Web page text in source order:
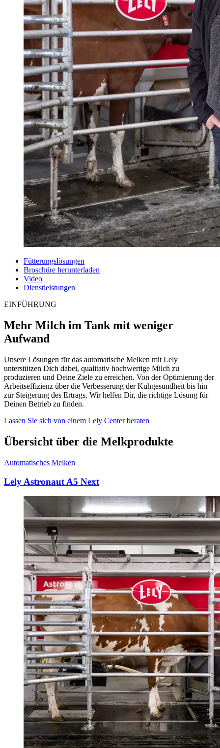
Fütterungslösungen
Broschüre herunterladen
Video
Dienstleistungen
EINFÜHRUNG
Mehr Milch im Tank mit weniger
Aufwand
Unsere Lösungen für das automatische Melken mit Lely
unterstützen Dich dabei, qualitativ hochwertige Milch zu
produzieren und Deine Ziele zu erreichen. Von der Optimierung der
Arbeitseffizienz über die Verbesserung der Kuhgesundheit bis hin
zur Steigerung des Ertrags. Wir helfen Dir, die richtige Lösung für
Deinen Betrieb zu finden.
Lassen Sie sich von einem Lely Center beraten
Übersicht über die Melkprodukte
Automatisches Melken
Lely Astronaut A5 Next